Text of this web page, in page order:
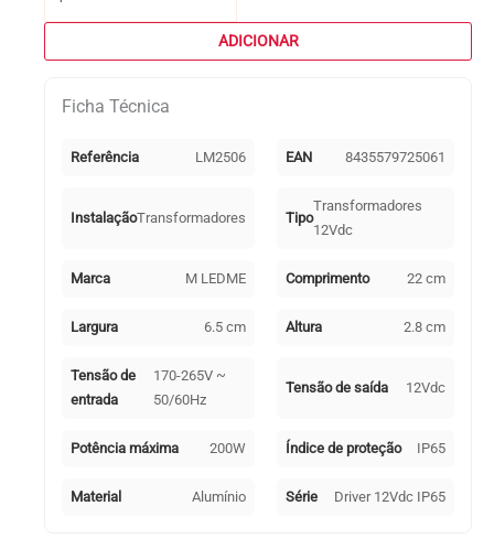
IP65
para
ADICIONAR
Ficha Técnica
Referência LM2506 EAN 8435579725061
InstalaçãoTransformadores Tipo
Transformadores
12Vdc
Marca M LEDME Comprimento 22 cm
Largura 6.5 cm Altura 2.8 cm
Tensão de
entrada
170-265V ~
50/60Hz
Tensão de saída 12Vdc
Potência máxima 200W Índice de proteção IP65
Material Alumínio Série Driver 12Vdc IP65